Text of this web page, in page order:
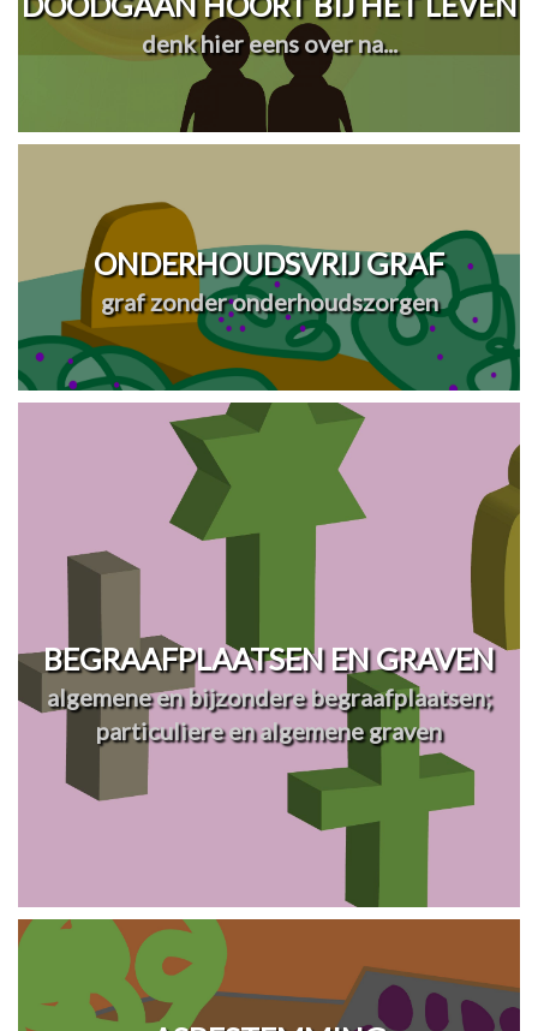
denk hier eens over na...
ONDERHOUDSVRIJ GRAF
graf zonder onderhoudszorgen
BEGRAAFPLAATSEN EN GRAVEN
algemene en bijzondere begraafplaatsen;
particuliere en algemene graven